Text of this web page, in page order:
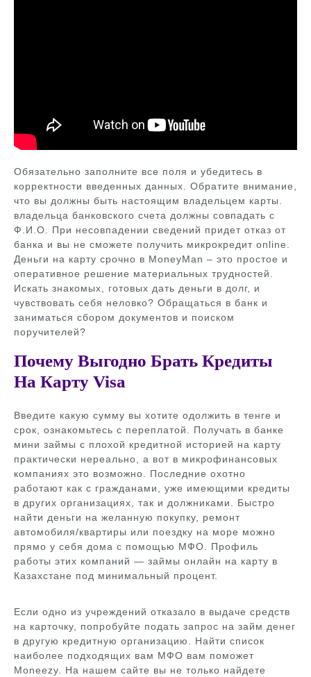
Обязательно заполните все поля и убедитесь в
корректности введенных данных. Обратите внимание,
что вы должны быть настоящим владельцем карты.
владельца банковского счета должны совпадать с
Ф.И.О. При несовпадении сведений придет отказ от
банка и вы не сможете получить микрокредит online.
Деньги на карту срочно в MoneyMan – это простое и
оперативное решение материальных трудностей.
Искать знакомых, готовых дать деньги в долг, и
чувствовать себя неловко? Обращаться в банк и
заниматься сбором документов и поиском
поручителей?
Почему Выгодно Брать Кредиты
На Карту Visa
Введите какую сумму вы хотите одолжить в тенге и
срок, ознакомьтесь с переплатой. Получать в банке
мини займы с плохой кредитной историей на карту
практически нереально, а вот в микрофинансовых
компаниях это возможно. Последние охотно
работают как с гражданами, уже имеющими кредиты
в других организациях, так и должниками. Быстро
найти деньги на желанную покупку, ремонт
автомобиля/квартиры или поездку на море можно
прямо у себя дома с помощью МФО. Профиль
работы этих компаний — займы онлайн на карту в
Казахстане под минимальный процент.
Если одно из учреждений отказало в выдаче средств
на карточку, попробуйте подать запрос на займ денег
в другую кредитную организацию. Найти список
наиболее подходящих вам МФО вам поможет
Moneezy. На нашем сайте вы не только найдете